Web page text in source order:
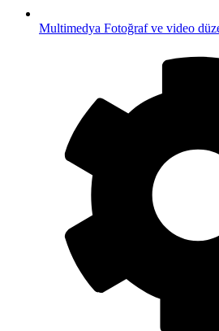
Multimedya Fotoğraf ve video